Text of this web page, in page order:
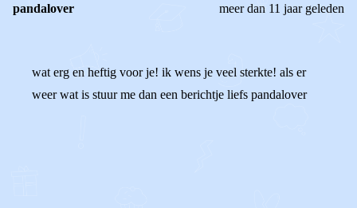
pandalover meer dan 11 jaar geleden
wat erg en heftig voor je! ik wens je veel sterkte! als er
weer wat is stuur me dan een berichtje liefs pandalover